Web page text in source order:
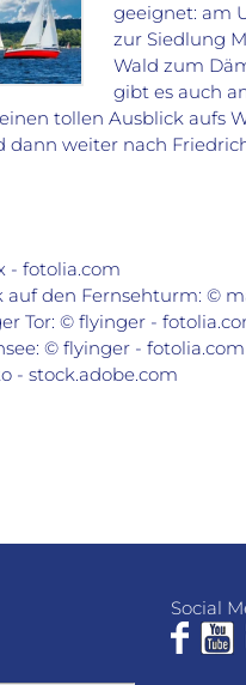
geeignet: am
zur Siedlung
Wald zum
gibt es auch
tollen Ausblick aufs
dann weiter nach
- fotolia.com
den Fernsehturm: ©
Tor: © flyinger -
© flyinger - fotolia.com
- stock.adobe.com
Social